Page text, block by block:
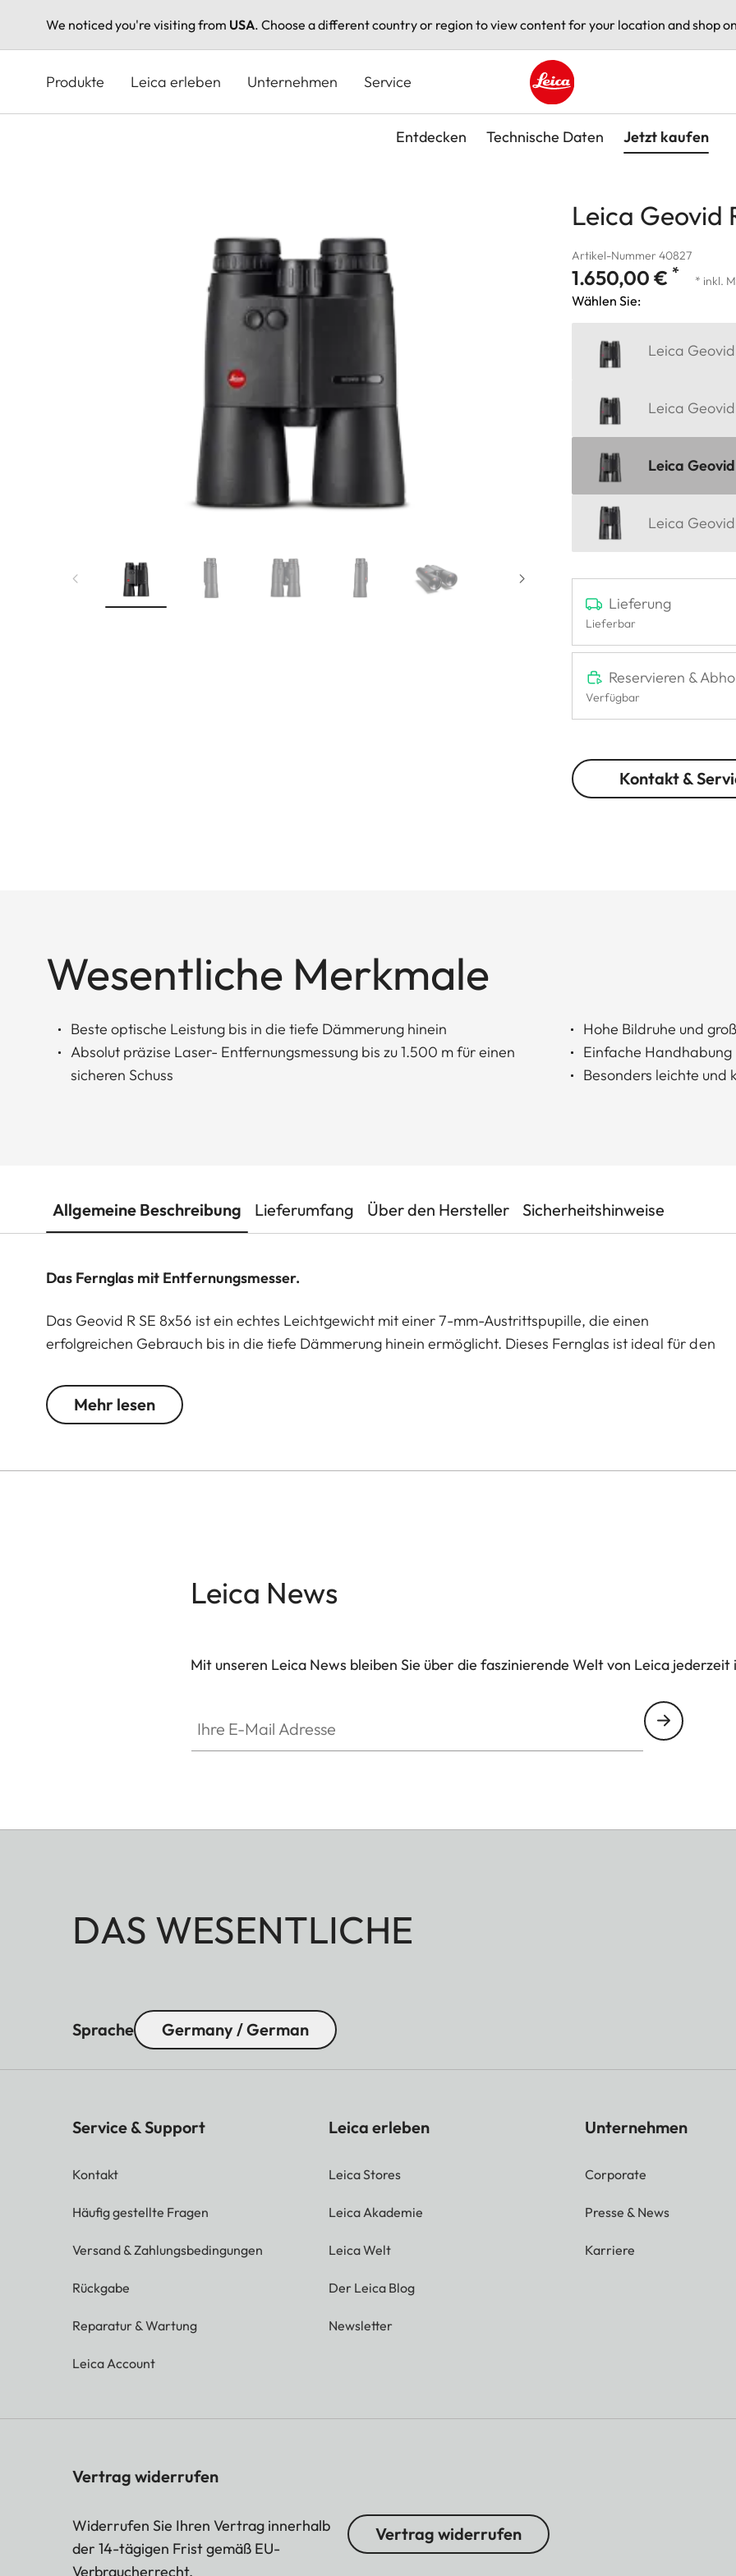
We noticed you're visiting from USA. Choose a different country or region to view content for your location and shop
Produkte Leica erleben Unternehmen Service
Leica logo - Home
Entdecken Technische Daten Jetzt kaufen
Leica Geovid
Artikel-Nummer 40827
1.650,00 € * * inkl.
Wählen Sie:
Leica
Leica Geovid
Leica
Leica Geovid
Lieferung
Lieferbar
Reservieren &
Verfügbar
Kontakt &
Wesentliche Merkmale
Beste optische Leistung bis in die tiefe Dämmerung hinein
Absolut präzise Laser- Entfernungsmessung bis zu 1.500 m für einen
sicheren Schuss
Hohe Bildruhe und
Einfache Handhabung
Besonders leichte und
Allgemeine Beschreibung Lieferumfang Über den Hersteller Sicherheitshinweise
Das Fernglas mit Entfernungsmesser.
Das Geovid R SE 8x56 ist ein echtes Leichtgewicht mit einer 7-mm-Austrittspupille, die einen
erfolgreichen Gebrauch bis in die tiefe Dämmerung hinein ermöglicht. Dieses Fernglas ist ideal für den
ermüdungsfrei genutzt werden kann. Die Geovid R SE Modelle sind Klassiker unter den Leica
Ferngläsern mit integrierten Entfernungsmessern, die auf der Basis der bewährten Geovid Familie
Mehr lesen
Leica News
Mit unseren Leica News bleiben Sie über die faszinierende Welt von Leica
DAS WESENTLICHE
Sprache Germany / German
Service & Support
Kontakt
Häufig gestellte Fragen
Versand & Zahlungsbedingungen
Rückgabe
Reparatur & Wartung
Leica Account
Leica erleben
Leica Stores
Leica Akademie
Leica Welt
Der Leica Blog
Newsletter
Unternehmen
Corporate
Presse & News
Karriere
Vertrag widerrufen
Widerrufen Sie Ihren Vertrag innerhalb
der 14-tägigen Frist gemäß EU-
Verbraucherrecht.
Vertrag widerrufen